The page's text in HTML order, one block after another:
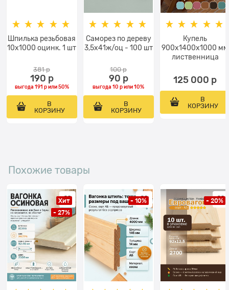
Шпилька резьбовая
10х1000 оцинк. 1 шт
381 р
190 р
выгода 191 рили50%
В
КОРЗИНУ
Саморез по дереву
3,5х41ж/оц - 100 шт
100 р
90 р
выгода10 рили10%
В
КОРЗИНУ
Купель
900х1400х1000 мм
лиственница
125 000 р
В
КОРЗИНУ
Похожие товары
Хит
- 27%
- 10% - 20%